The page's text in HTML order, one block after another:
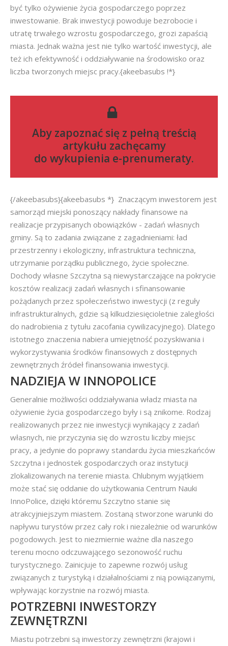
być tylko ożywienie życia gospodarczego poprzez
inwestowanie. Brak inwestycji powoduje bezrobocie i
utratę trwałego wzrostu gospodarczego, grozi zapaścią
miasta. Jednak ważna jest nie tylko wartość inwestycji, ale
też ich efektywność i oddziaływanie na środowisko oraz
liczba tworzonych miejsc pracy.{akeebasubs !*}
Aby zapoznać się z pełną treścią
artykułu zachęcamy
do wykupienia e-prenumeraty.
{/akeebasubs}{akeebasubs *} Znaczącym inwestorem jest
samorząd miejski ponoszący nakłady finansowe na
realizacje przypisanych obowiązków - zadań własnych
gminy. Są to zadania związane z zagadnieniami: ład
przestrzenny i ekologiczny, infrastruktura techniczna,
utrzymanie porządku publicznego, życie społeczne.
Dochody własne Szczytna są niewystarczające na pokrycie
kosztów realizacji zadań własnych i sfinansowanie
pożądanych przez społeczeństwo inwestycji (z reguły
infrastrukturalnych, gdzie są kilkudziesięcioletnie zaległości
do nadrobienia z tytułu zacofania cywilizacyjnego). Dlatego
istotnego znaczenia nabiera umiejętność pozyskiwania i
wykorzystywania środków finansowych z dostępnych
zewnętrznych źródeł finansowania inwestycji.
NADZIEJA W INNOPOLICE
Generalnie możliwości oddziaływania władz miasta na
ożywienie życia gospodarczego były i są znikome. Rodzaj
realizowanych przez nie inwestycji wynikający z zadań
własnych, nie przyczynia się do wzrostu liczby miejsc
pracy, a jedynie do poprawy standardu życia mieszkańców
Szczytna i jednostek gospodarczych oraz instytucji
zlokalizowanych na terenie miasta. Chlubnym wyjątkiem
może stać się oddanie do użytkowania Centrum Nauki
InnoPolice, dzięki któremu Szczytno stanie się
atrakcyjniejszym miastem. Zostaną stworzone warunki do
napływu turystów przez cały rok i niezależnie od warunków
pogodowych. Jest to niezmiernie ważne dla naszego
terenu mocno odczuwającego sezonowość ruchu
turystycznego. Zainicjuje to zapewne rozwój usług
związanych z turystyką i działalnościami z nią powiązanymi,
wpływając korzystnie na rozwój miasta.
POTRZEBNI INWESTORZY
ZEWNĘTRZNI
Miastu potrzebni są inwestorzy zewnętrzni (krajowi i